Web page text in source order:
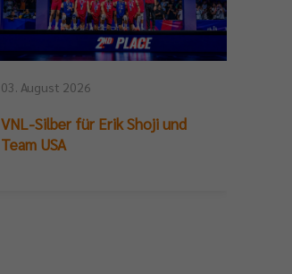
03. August 2026
VNL-Silber für Erik Shoji und
Team USA